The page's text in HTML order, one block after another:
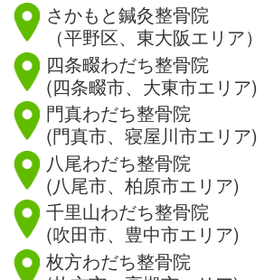
さかもと鍼灸整骨院
（平野区、東大阪エリア）
四条畷わだち整骨院
(四条畷市、大東市エリア)
門真わだち整骨院
(門真市、寝屋川市エリア)
八尾わだち整骨院
(八尾市、柏原市エリア)
千里山わだち整骨院
(吹田市、豊中市エリア)
枚方わだち整骨院